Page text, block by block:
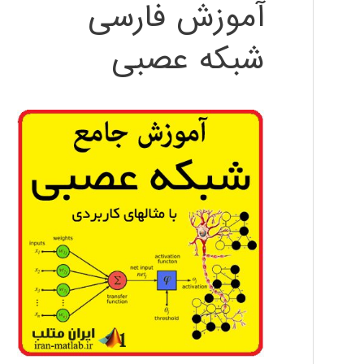
آموزش فارسی
شبکه عصبی